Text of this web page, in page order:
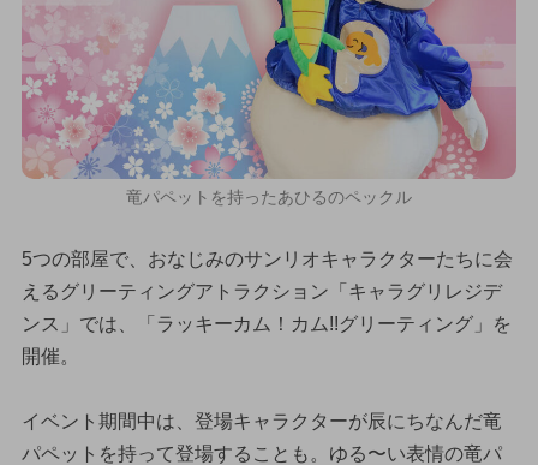
竜パペットを持ったあひるのペックル
5つの部屋で、おなじみのサンリオキャラクターたちに会
えるグリーティングアトラクション「キャラグリレジデ
ンス」では、「ラッキーカム！カム!!グリーティング」を
開催。
イベント期間中は、登場キャラクターが辰にちなんだ竜
パペットを持って登場することも。ゆる〜い表情の竜パ